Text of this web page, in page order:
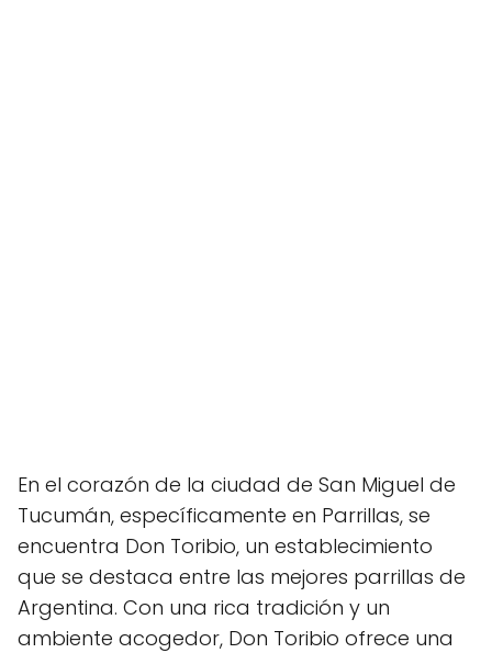
En el corazón de la ciudad de San Miguel de
Tucumán, específicamente en Parrillas, se
encuentra Don Toribio, un establecimiento
que se destaca entre las mejores parrillas de
Argentina. Con una rica tradición y un
ambiente acogedor, Don Toribio ofrece una